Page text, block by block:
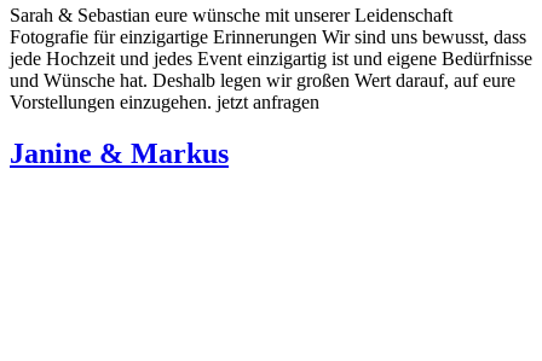
Sarah & Sebastian eure wünsche mit unserer Leidenschaft
Fotografie für einzigartige Erinnerungen Wir sind uns bewusst, dass
jede Hochzeit und jedes Event einzigartig ist und eigene Bedürfnisse
und Wünsche hat. Deshalb legen wir großen Wert darauf, auf eure
Vorstellungen einzugehen. jetzt anfragen
Janine & Markus